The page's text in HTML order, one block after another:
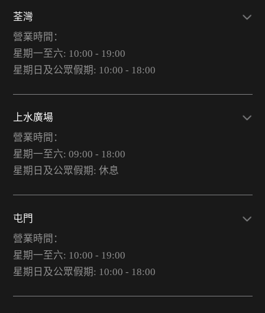
荃灣
營業時間：
星期一至六: 10:00 - 19:00
星期日及公眾假期: 10:00 - 18:00
上水廣場
營業時間：
星期一至六: 09:00 - 18:00
星期日及公眾假期: 休息
屯門
營業時間：
星期一至六: 10:00 - 19:00
星期日及公眾假期: 10:00 - 18:00